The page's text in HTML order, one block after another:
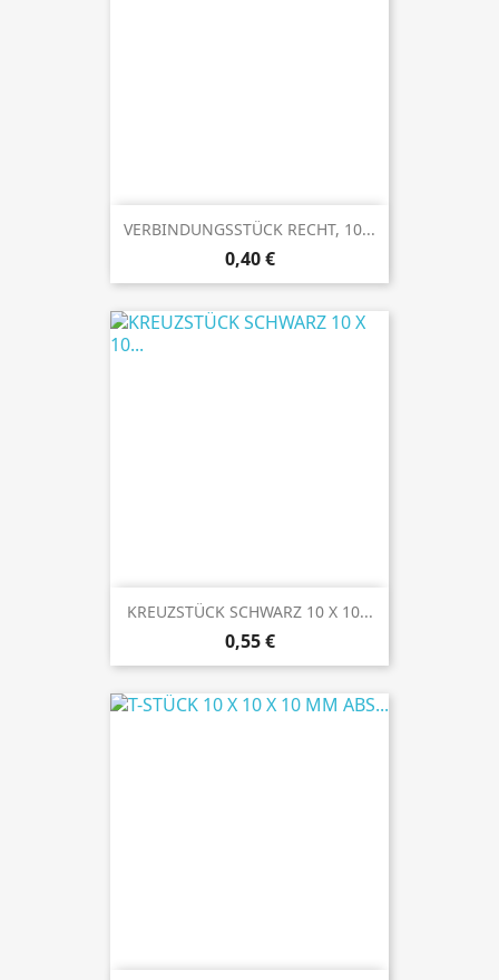
VERBINDUNGSSTÜCK RECHT, 10...
Preis
0,40 €
KREUZSTÜCK SCHWARZ 10 X 10...
Preis
0,55 €